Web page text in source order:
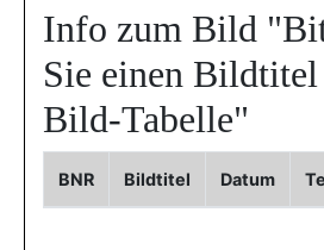
Info zum Bild
Sie einen Bildtitel
Bild-Tabelle"
BNR Bildtitel Datum